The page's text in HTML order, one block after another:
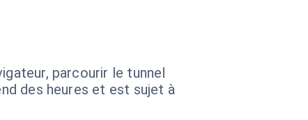
parcourir le tunnel
des heures et est sujet à